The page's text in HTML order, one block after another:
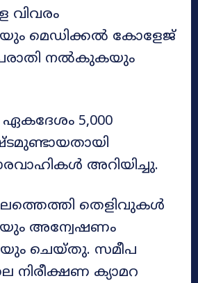
വിവരം
മെഡിക്കൽ കോളേജ്
നൽകുകയും
5,000
അറിയിച്ചു.
തെളിവുകൾ
അന്വേഷണം
ചെയ്തു. സമീപ
നിരീക്ഷണ ക്യാമറ